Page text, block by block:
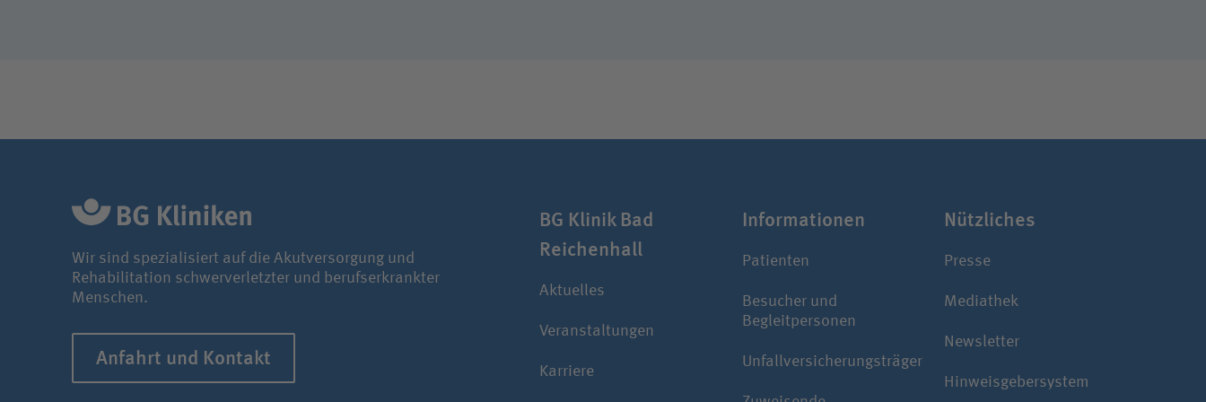
Wir sind spezialisiert auf die Akutversorgung und
Rehabilitation schwerverletzter und berufserkrankter
Menschen.
Anfahrt und Kontakt
BG Klinik Bad
Reichenhall
Aktuelles
Veranstaltungen
Karriere
Infor­ma­ti­onen
Patienten
Besucher und
Begleitpersonen
Unfallversicherungsträger
Nützliches
Presse
Mediathek
Newsletter
Hinweisgebersystem